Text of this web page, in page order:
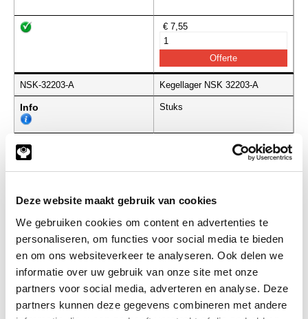
Deze website maakt gebruik van cookies
We gebruiken cookies om content en advertenties te
personaliseren, om functies voor social media te bieden
en om ons websiteverkeer te analyseren. Ook delen we
informatie over uw gebruik van onze site met onze
partners voor social media, adverteren en analyse. Deze
partners kunnen deze gegevens combineren met andere
€ 7,55
NSK-32203-A Kegellager NSK 32203-A
Info Stuks
NSK-32211 NSK Kegellager 32211
Info Stuks
€ 15,36
NEU-32305 NEU Kegellager 32305